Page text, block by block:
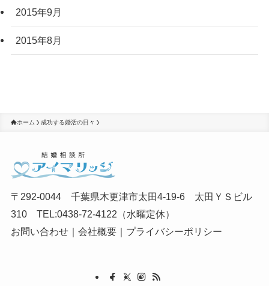
2015年9月
2015年8月
ホーム 成功する婚活の日々
〒292-0044 千葉県木更津市太田4-19-6 太田ＹＳビル
310 TEL:0438-72-4122（水曜定休）
お問い合わせ｜ 会社概要｜ プライバシーポリシー